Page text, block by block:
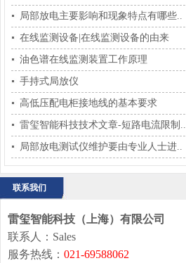
局部放电主要影响和现象特点有哪些..
在线监测设备|在线监测设备的由来
油色谱在线监测装置工作原理
手持式局放仪
高低压配电柜接地线的基本要求
雷玺智能科技技术文章-短路电流限制..
局部放电测试仪维护要由专业人士进..
联系我们
雷玺智能科技（上海）有限公司
联系人：Sales
服务热线： 021-69588062